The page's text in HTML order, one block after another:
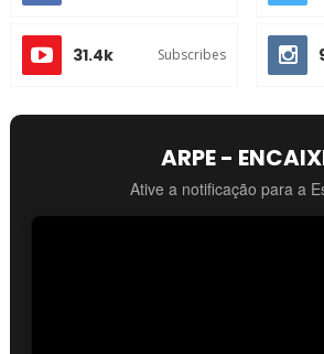
31.4k Subscribes
ARPE -
Ative a notificação para a